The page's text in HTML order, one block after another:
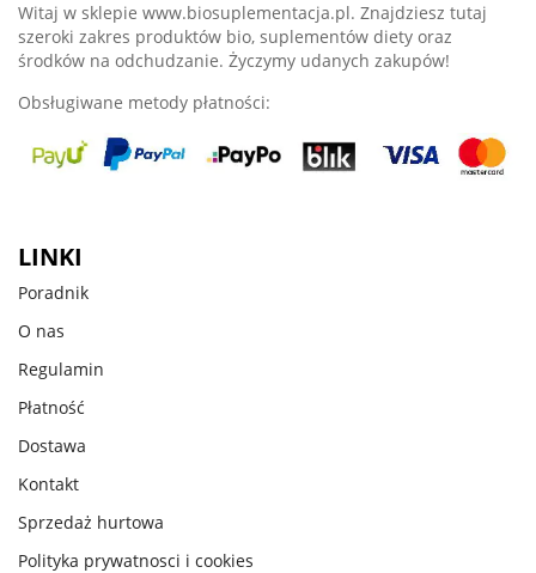
Witaj w sklepie www.biosuplementacja.pl. Znajdziesz tutaj
szeroki zakres produktów bio, suplementów diety oraz
środków na odchudzanie. Życzymy udanych zakupów!
Obsługiwane metody płatności:
LINKI
Poradnik
O nas
Regulamin
Płatność
Dostawa
Kontakt
Sprzedaż hurtowa
Polityka prywatnosci i cookies